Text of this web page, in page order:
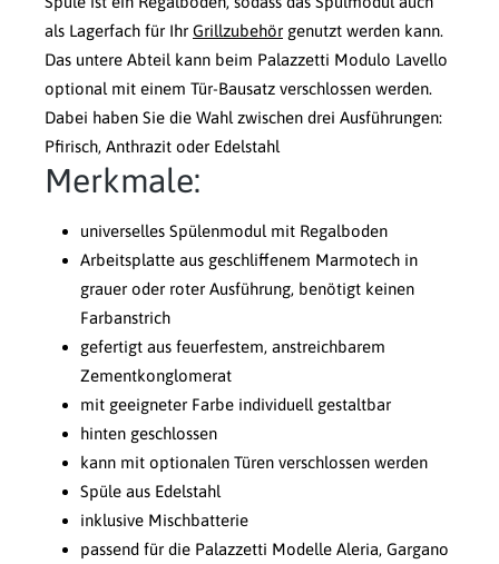
als Lagerfach für Ihr Grillzubehör genutzt werden kann.
Das untere Abteil kann beim Palazzetti Modulo Lavello
optional mit einem Tür-Bausatz verschlossen werden.
Dabei haben Sie die Wahl zwischen drei Ausführungen:
Pfirisch, Anthrazit oder Edelstahl
Merkmale:
universelles Spülenmodul mit Regalboden
Arbeitsplatte aus geschliffenem Marmotech in
grauer oder roter Ausführung, benötigt keinen
Farbanstrich
gefertigt aus feuerfestem, anstreichbarem
Zementkonglomerat
mit geeigneter Farbe individuell gestaltbar
hinten geschlossen
kann mit optionalen Türen verschlossen werden
Spüle aus Edelstahl
inklusive Mischbatterie
passend für die Palazzetti Modelle Aleria, Gargano